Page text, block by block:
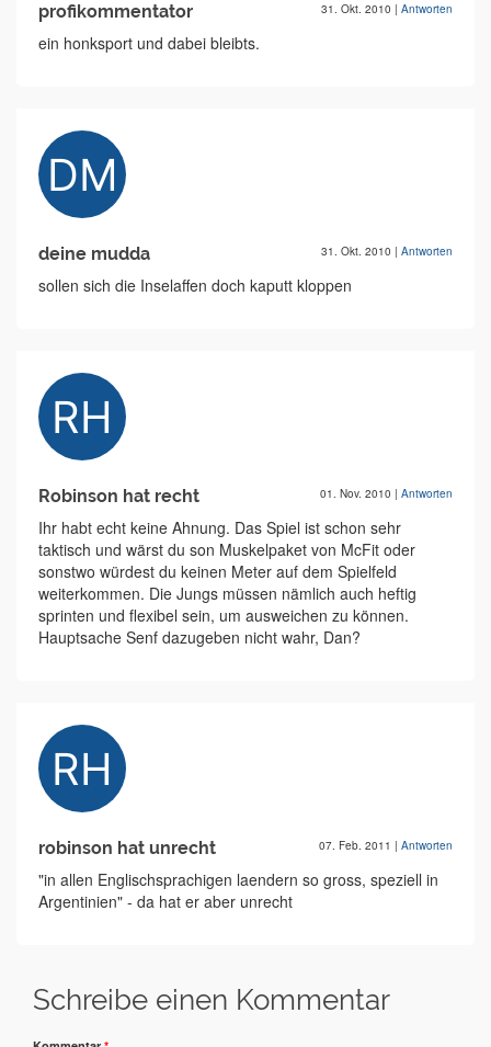
profikommentator 31. Okt. 2010 | Antworten
ein honksport und dabei bleibts.
deine mudda 31. Okt. 2010 | Antworten
sollen sich die Inselaffen doch kaputt kloppen
Robinson hat recht 01. Nov. 2010 | Antworten
Ihr habt echt keine Ahnung. Das Spiel ist schon sehr
taktisch und wärst du son Muskelpaket von McFit oder
sonstwo würdest du keinen Meter auf dem Spielfeld
weiterkommen. Die Jungs müssen nämlich auch heftig
sprinten und flexibel sein, um ausweichen zu können.
Hauptsache Senf dazugeben nicht wahr, Dan?
robinson hat unrecht 07. Feb. 2011 | Antworten
"in allen Englischsprachigen laendern so gross, speziell in
Argentinien" - da hat er aber unrecht
Schreibe einen Kommentar